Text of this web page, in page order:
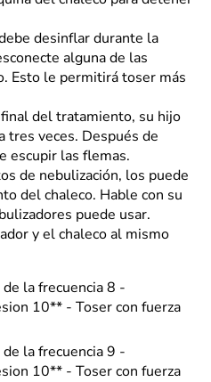
desinflar durante la
alguna de las
Esto le permitirá toser más
del tratamiento, su hijo
tres veces. Después de
escupir las flemas.
de nebulización, los puede
del chaleco. Hable con su
puede usar.
y el chaleco al mismo
la frecuencia 8 -
10** - Toser con fuerza
la frecuencia 9 -
10** - Toser con fuerza